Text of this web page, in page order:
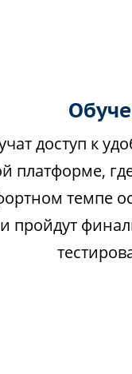
доступ к
платформе,
темпе
пройдут